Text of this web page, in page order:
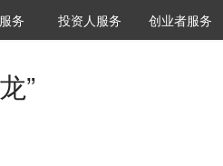
窗
务 VClub投资机构库
投资机构职位推介
投资人服务 创投氪堂
创业者服务
”